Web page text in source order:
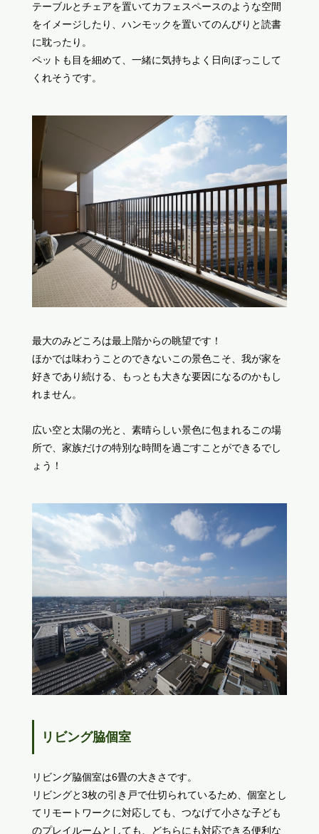
テーブルとチェアを置いてカフェスペースのような空間
をイメージしたり、ハンモックを置いてのんびりと読書
に耽ったり。
ペットも目を細めて、一緒に気持ちよく日向ぼっこして
くれそうです。
最大のみどころは最上階からの眺望です！
ほかでは味わうことのできないこの景色こそ、我が家を
好きであり続ける、もっとも大きな要因になるのかもし
れません。
広い空と太陽の光と、素晴らしい景色に包まれるこの場
所で、家族だけの特別な時間を過ごすことができるでし
ょう！
リビング脇個室
リビング脇個室は6畳の大きさです。
リビングと3枚の引き戸で仕切られているため、個室とし
てリモートワークに対応しても、つなげて小さな子ども
のプレイルームとしても、どちらにも対応できる便利な